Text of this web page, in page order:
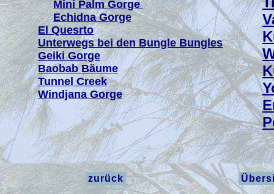
Mini Palm Gorge
Echidna Gorge
El Quesrto
Unterwegs bei den Bungle Bungles
Geiki Gorge
Baobab Bäume
Tunnel Creek
Windjana Gorge
.
zurück